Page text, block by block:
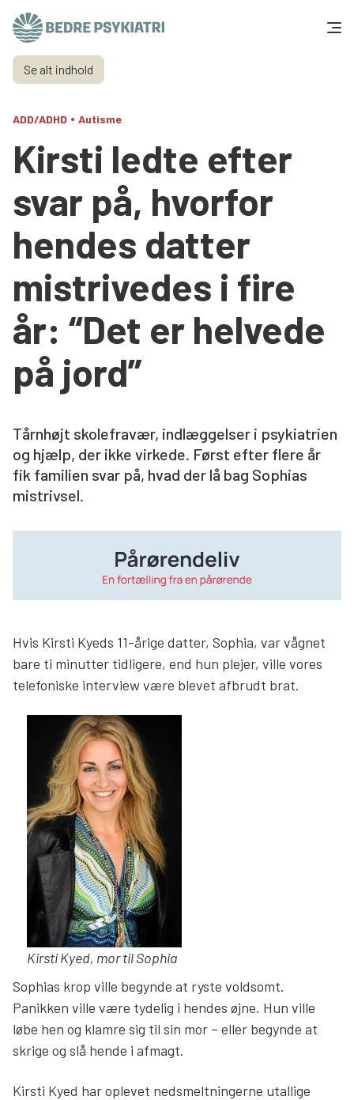
Skip to content
Få hjælp
Tal og fakta
Om os
Vær med
Presse og politik
Søg
Se alt indhold
ADD/ADHD • Autisme
Kirsti ledte efter
svar på, hvorfor
hendes datter
mistrivedes i fire
år: “Det er helvede
på jord”
Tårnhøjt skolefravær, indlæggelser i psykiatrien
og hjælp, der ikke virkede. Først efter flere år
fik familien svar på, hvad der lå bag Sophias
mistrivsel.
Hvis Kirsti Kyeds 11-årige datter, Sophia, var vågnet
bare ti minutter tidligere, end hun plejer, ville vores
telefoniske interview være blevet afbrudt brat.
Kirsti Kyed, mor til Sophia
Sophias krop ville begynde at ryste voldsomt.
Panikken ville være tydelig i hendes øjne. Hun ville
løbe hen og klamre sig til sin mor – eller begynde at
skrige og slå hende i afmagt.
Kirsti Kyed har oplevet nedsmeltningerne utallige